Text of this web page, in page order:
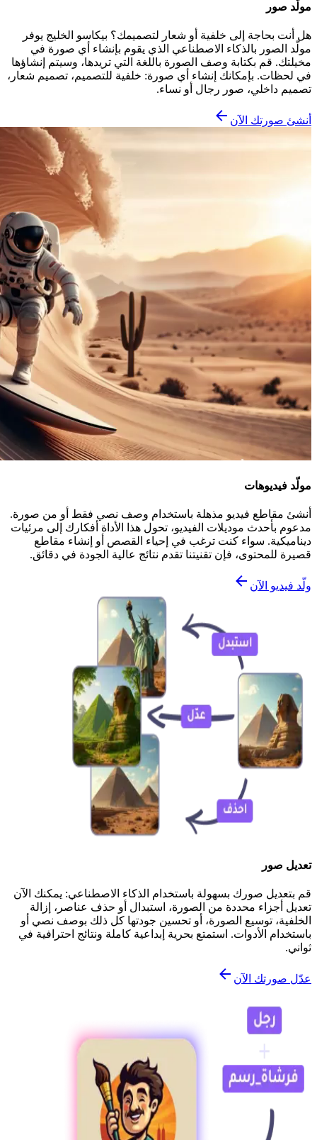
مولّد صور
هل أنت بحاجة إلى خلفية أو شعار لتصميمك؟ بيكاسو الخليج يوفر
مولّد الصور بالذكاء الاصطناعي الذي يقوم بإنشاء أي صورة في
مخيلتك. قم بكتابة وصف الصورة باللغة التي تريدها، وسيتم إنشاؤها
في لحظات. بإمكانك إنشاء أي صورة: خلفية للتصميم، تصميم شعار،
تصميم داخلي، صور رجال أو نساء.
أنشئ صورتك الآن
مولّد فيديوهات
أنشئ مقاطع فيديو مذهلة باستخدام وصف نصي فقط أو من صورة.
مدعوم بأحدث موديلات الفيديو، تحول هذا الأداة أفكارك إلى مرئيات
ديناميكية. سواء كنت ترغب في إحياء القصص أو إنشاء مقاطع
قصيرة للمحتوى، فإن تقنيتنا تقدم نتائج عالية الجودة في دقائق.
ولّد فيديو الآن
تعديل صور
قم بتعديل صورك بسهولة باستخدام الذكاء الاصطناعي: يمكنك الآن
تعديل أجزاء محددة من الصورة، استبدال أو حذف عناصر، إزالة
الخلفية، توسيع الصورة، أو تحسين جودتها كل ذلك بوصف نصي أو
باستخدام الأدوات. استمتع بحرية إبداعية كاملة ونتائج احترافية في
ثواني.
عدّل صورتك الآن